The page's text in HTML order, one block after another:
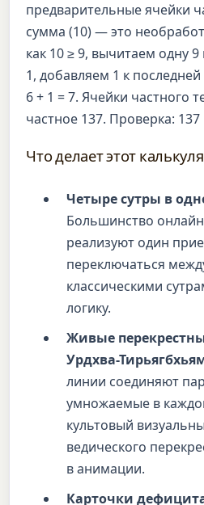
предварительные ячейки
сумма (10) — это
как 10 ≥ 9, вычитаем одну 9
1, добавляем 1 к
6 + 1 = 7. Ячейки частного
частное 137. Проверка: 137
Что делает этот
Четыре сутры в
Большинство
реализуют один
переключаться
классическими
логику.
Живые
Урдхва-
линии соединяют
умножаемые в
культовый
ведического
в анимации.
Карточки